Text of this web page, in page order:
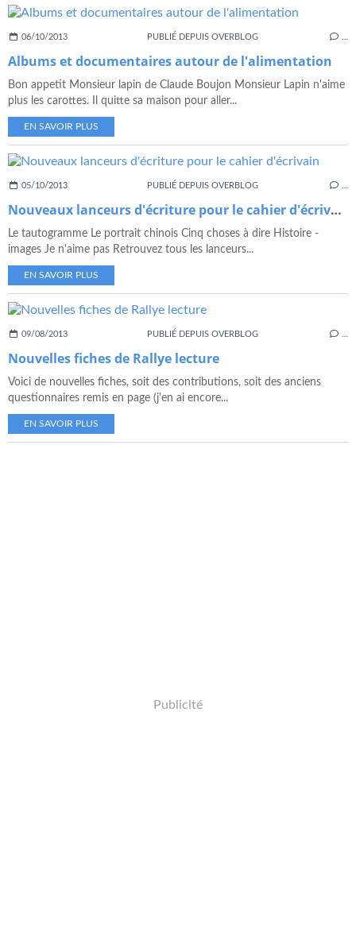
06/10/2013 PUBLIÉ DEPUIS OVERBLOG
Albums et documentaires autour de l'alimentation
Bon appetit Monsieur lapin de Claude Boujon Monsieur Lapin n'aime
plus les carottes. Il quitte sa maison pour aller...
EN SAVOIR PLUS
05/10/2013 PUBLIÉ DEPUIS OVERBLOG
Nouveaux lanceurs d'écriture pour le cahier d'écrivain
Le tautogramme Le portrait chinois Cinq choses à dire Histoire -
images Je n'aime pas Retrouvez tous les lanceurs...
EN SAVOIR PLUS
09/08/2013 PUBLIÉ DEPUIS OVERBLOG
Nouvelles fiches de Rallye lecture
Voici de nouvelles fiches, soit des contributions, soit des anciens
questionnaires remis en page (j'en ai encore...
EN SAVOIR PLUS
Publicité